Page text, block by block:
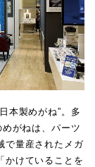
本製めがね”。多
がねは、パーツ
で量産されたメガ
かけていることを